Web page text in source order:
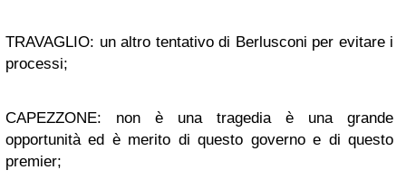
TRAVAGLIO: un altro tentativo di Berlusconi per evitare i
processi;
CAPEZZONE: non è una tragedia è una grande
opportunità ed è merito di questo governo e di questo
premier;